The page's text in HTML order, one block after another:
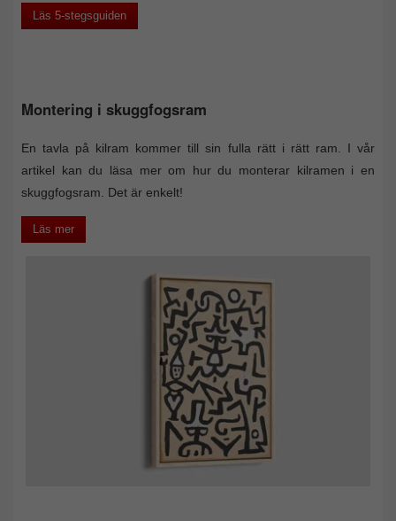
Läs 5-stegsguiden
Montering i skuggfogsram
En tavla på kilram kommer till sin fulla rätt i rätt ram. I vår
artikel kan du läsa mer om hur du monterar kilramen i en
skuggfogsram. Det är enkelt!
Läs mer